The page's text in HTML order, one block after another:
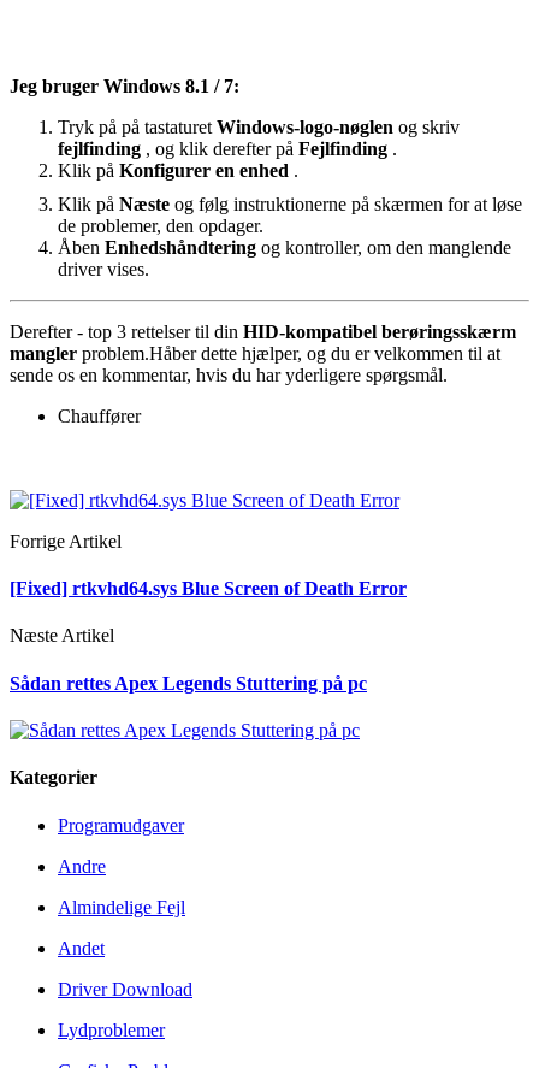
Jeg bruger Windows 8.1 / 7:
Tryk på på tastaturet Windows-logo-nøglen og skriv
fejlfinding , og klik derefter på Fejlfinding .
Klik på Konfigurer en enhed .
Klik på Næste og følg instruktionerne på skærmen for at løse
de problemer, den opdager.
Åben Enhedshåndtering og kontroller, om den manglende
driver vises.
Derefter - top 3 rettelser til din HID-kompatibel berøringsskærm
mangler problem.Håber dette hjælper, og du er velkommen til at
sende os en kommentar, hvis du har yderligere spørgsmål.
Chauffører
Forrige Artikel
[Fixed] rtkvhd64.sys Blue Screen of Death Error
Næste Artikel
Sådan rettes Apex Legends Stuttering på pc
Kategorier
Programudgaver
Andre
Almindelige Fejl
Andet
Driver Download
Lydproblemer